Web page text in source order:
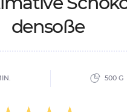
den­so­ße
500 G